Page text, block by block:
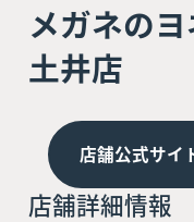
メガネの
土井店
店舗公式サイ
店舗詳細情報